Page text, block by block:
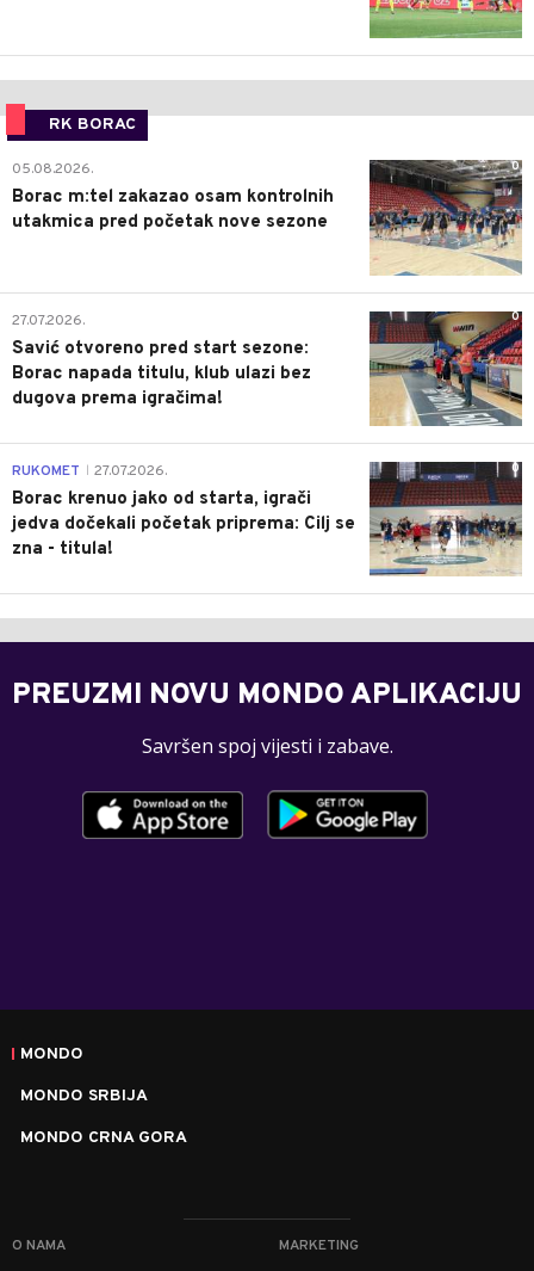
RK BORAC
0
05.08.2026.
Borac m:tel zakazao osam kontrolnih
utakmica pred početak nove sezone
0
27.07.2026.
Savić otvoreno pred start sezone:
Borac napada titulu, klub ulazi bez
dugova prema igračima!
0
RUKOMET 27.07.2026.
Borac krenuo jako od starta, igrači
jedva dočekali početak priprema: Cilj se
zna - titula!
PREUZMI NOVU MONDO APLIKACIJU
Savršen spoj vijesti i zabave.
MONDO
MONDO SRBIJA
MONDO CRNA GORA
O NAMA MARKETING